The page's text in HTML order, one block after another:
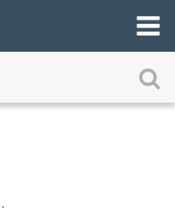
estudo favorita